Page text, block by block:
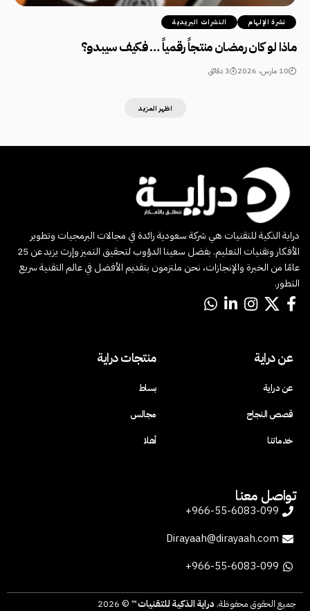
نشرة الإلهام النشرات البريدية
ماذا لو كان رمضان منتجاً رقمياً … فكيف سيبدو؟
10 مارس، 2026 3 دقائق
اظهر المزيد
دراية الذكية للتقنيات هي شركة سعودية رائدة في مجالات البرمجيات وتطوير
الأفكار وتقنيات التعليم. بفضل سعينا الدؤوب لتحقيق التميز وإرث يزيد عن 25
عامًا من الخبرة والإنجازات، نحن ملتزمون بتقديم الأفضل في عالم التقنية سريع
التطور.
عن دراية
عن دراية
قصص النجاح
خدماتنا
منتجات دراية
بساط
مجالس
أهلا
تواصل معنا
966-55-6083-099+
Dirayaah@dirayaah.com
966-55-6083-099+
جميع الحقوق محفوظة. دراية الذكية للتقنيات™ © 2026